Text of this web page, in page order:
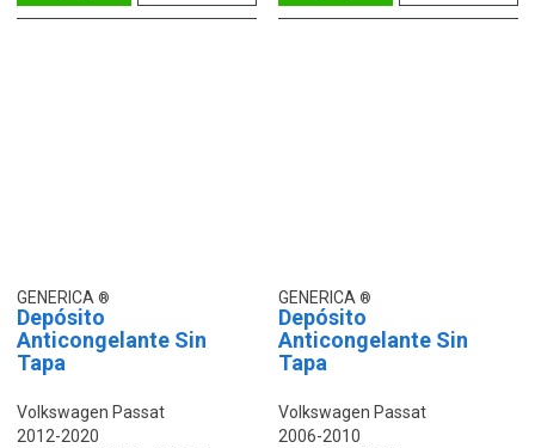
GENERICA
Depósito
Anticongelante Sin
Tapa
Volkswagen Passat
2012-2020
GENERICA
Depósito
Anticongelante Sin
Tapa
Volkswagen Passat
2006-2010